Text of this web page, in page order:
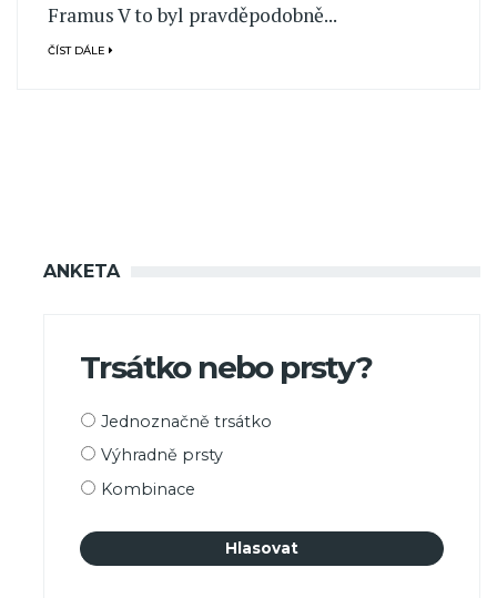
Framus V to byl pravděpodobně...
ČÍST DÁLE
ANKETA
Trsátko nebo prsty?
Možnosti
Jednoznačně trsátko
Výhradně prsty
Kombinace